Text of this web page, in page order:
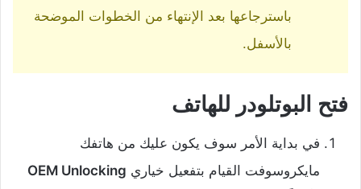
باسترجاعها بعد الإنتهاء من الخطوات الموضحة
بالأسفل.
فتح البوتلودر للهاتف
في بداية الأمر سوف يكون عليك من هاتفك
مايكروسوفت القيام بتفعيل خياري OEM Unlocking